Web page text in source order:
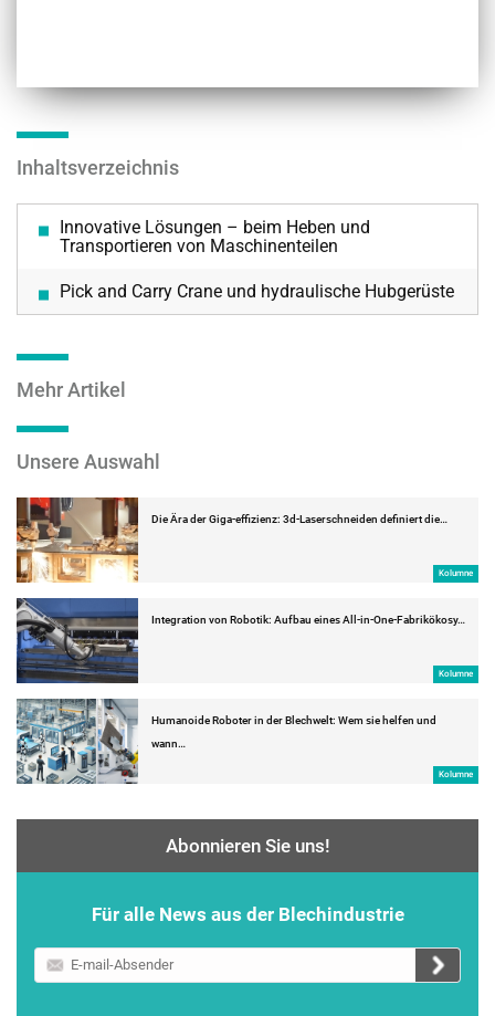
Inhaltsverzeichnis
Innovative Lösungen – beim Heben und
Transportieren von Maschinenteilen
Pick and Carry Crane und hydraulische Hubgerüste
Mehr Artikel
Unsere Auswahl
Die Ära der Giga-effizienz: 3d-Laserschneiden definiert die…
Kolumne
Integration von Robotik: Aufbau eines All-in-One-Fabrikökosy…
Kolumne
Humanoide Roboter in der Blechwelt: Wem sie helfen und
wann…
Kolumne
Abonnieren Sie uns!
Für alle News aus der Blechindustrie
E-
mail-